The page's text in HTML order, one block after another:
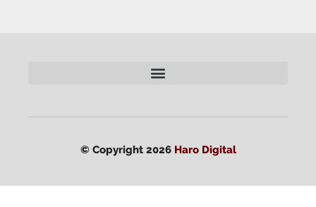
© Copyright 2026 Haro Digital